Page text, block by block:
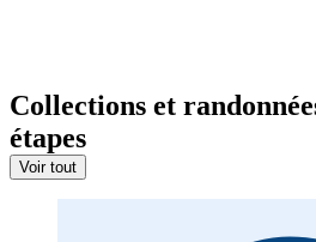
Collections et
étapes
Voir tout